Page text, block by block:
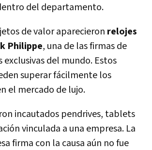
del departamento.
de valor aparecieron relojes
Philippe, una de las firmas de
exclusivas del mundo. Estos
superar fácilmente los
el mercado de lujo.
incautados pendrives, tablets
vinculada a una empresa. La
firma con la causa aún no fue